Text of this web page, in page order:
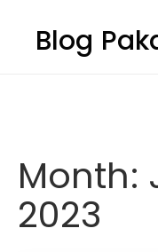
Blog
Month:
2023